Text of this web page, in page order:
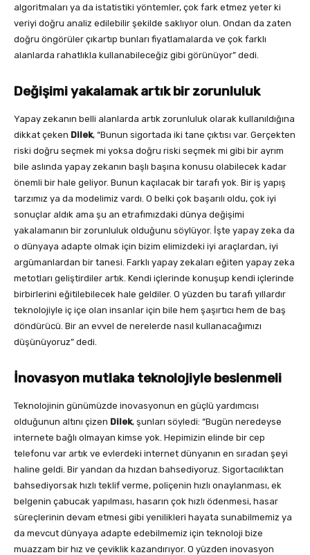
algoritmaları ya da istatistiki yöntemler, çok fark etmez yeter ki
veriyi doğru analiz edilebilir şekilde saklıyor olun. Ondan da zaten
doğru öngörüler çıkartıp bunları fiyatlamalarda ve çok farklı
alanlarda rahatlıkla kullanabileceğiz gibi görünüyor” dedi.
Değişimi yakalamak artık bir zorunluluk
Yapay zekanın belli alanlarda artık zorunluluk olarak kullanıldığına
dikkat çeken Dilek, “Bunun sigortada iki tane çıktısı var. Gerçekten
riski doğru seçmek mi yoksa doğru riski seçmek mi gibi bir ayrım
bile aslında yapay zekanın başlı başına konusu olabilecek kadar
önemli bir hale geliyor. Bunun kaçılacak bir tarafı yok. Bir iş yapış
tarzımız ya da modelimiz vardı. O belki çok başarılı oldu, çok iyi
sonuçlar aldık ama şu an etrafımızdaki dünya değişimi
yakalamanın bir zorunluluk olduğunu söylüyor. İşte yapay zeka da
o dünyaya adapte olmak için bizim elimizdeki iyi araçlardan, iyi
argümanlardan bir tanesi. Farklı yapay zekaları eğiten yapay zeka
metotları geliştirdiler artık. Kendi içlerinde konuşup kendi içlerinde
birbirlerini eğitilebilecek hale geldiler. O yüzden bu tarafı yıllardır
teknolojiyle iç içe olan insanlar için bile hem şaşırtıcı hem de baş
döndürücü. Bir an evvel de nerelerde nasıl kullanacağımızı
düşünüyoruz” dedi.
İnovasyon mutlaka teknolojiyle beslenmeli
Teknolojinin günümüzde inovasyonun en güçlü yardımcısı
olduğunun altını çizen Dilek, şunları söyledi: “Bugün neredeyse
internete bağlı olmayan kimse yok. Hepimizin elinde bir cep
telefonu var artık ve evlerdeki internet dünyanın en sıradan şeyi
haline geldi. Bir yandan da hızdan bahsediyoruz. Sigortacılıktan
bahsediyorsak hızlı teklif verme, poliçenin hızlı onaylanması, ek
belgenin çabucak yapılması, hasarın çok hızlı ödenmesi, hasar
süreçlerinin devam etmesi gibi yenilikleri hayata sunabilmemiz ya
da mevcut dünyaya adapte edebilmemiz için teknoloji bize
muazzam bir hız ve çeviklik kazandırıyor. O yüzden inovasyon